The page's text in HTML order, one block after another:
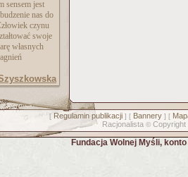
sensem jest
nas do
czynu
swoje
własnych
[ Regulamin publikacji] [ Bannery] [
Racjonalista © Copyright
Fundacja Wolnej Myśli,